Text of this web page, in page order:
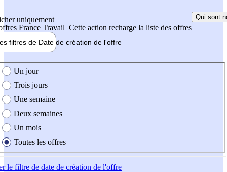
uniquement
France Travail Cette action recharge la liste des offres
Qui sont
filtres de Date de création de l'offre
création de l'offre
Un jour
Trois jours
Une semaine
Deux semaines
Un mois
Toutes les offres
le filtre de date de création de l'offre